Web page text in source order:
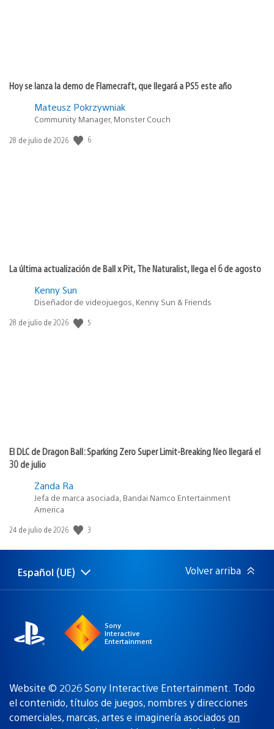
Hoy se lanza la demo de Flamecraft, que llegará a PS5 este año
Mateusz Pokrzywniak
Community Manager, Monster Couch
Fecha
28 de julio de 2026 6
La última actualización de Ball x Pit, The Naturalist, llega el 6 de agosto
Kenny Sun
Diseñador de videojuegos, Kenny Sun & Friends
Fecha
28 de julio de 2026 5
El DLC de Dragon Ball: Sparking Zero Super Limit-Breaking Neo llegará el
30 de julio
Zanda Ra
Jefa de marca asociada, Bandai Namco Entertainment
America
Fecha
publicación:
24 de julio de 2026 3
Selecciona
una
Región
actual:
Español (UE) Volver arriba
Sony
Interactive
Entertainment
Website © 2026 Sony Interactive Entertainment. Todo
el contenido, títulos de juegos, nombres y direcciones
comerciales, marcas, artes e imaginería asociados on